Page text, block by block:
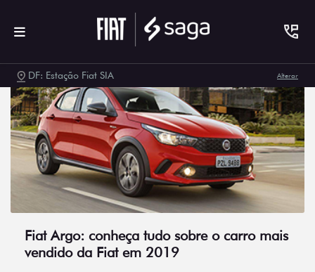
DF: Estação Fiat SIA Alterar
Fiat Argo: conheça tudo sobre o carro mais
vendido da Fiat em 2019